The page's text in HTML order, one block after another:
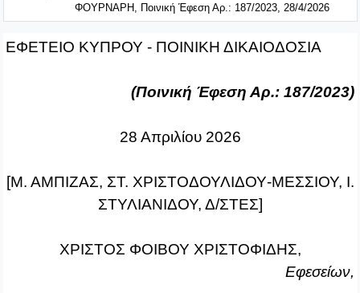
ΦΟΥΡΝΑΡΗ, Ποινική Έφεση Αρ.: 187/2023, 28/4/2026
ΕΦΕΤΕΙΟ ΚΥΠΡΟΥ ‑ ΠΟΙΝΙΚΗ ΔΙΚΑΙΟΔΟΣΙΑ
(Ποινική Έφεση Αρ.: 187/2023)
28 Απριλίου 2026
[Μ. ΑΜΠΙΖΑΣ, ΣΤ. ΧΡΙΣΤΟΔΟΥΛΙΔΟΥ‑ΜΕΣΣΙΟΥ, Ι.
ΣΤΥΛΙΑΝΙΔΟΥ, Δ/ΣΤΕΣ]
ΧΡΙΣΤΟΣ ΦΟΙΒΟΥ ΧΡΙΣΤΟΦΙΔΗΣ,
Εφεσείων,